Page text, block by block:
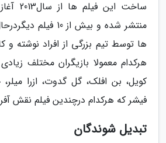
ساخت
منتشر شده و بیش از
ها توسط تیم بزرگی از افراد نوشته و
هرکدام معمولا بازیگران مختلف
کویل، بن افلک، گل گدوت، ازرا
فیشر که هرکدام درچندین فیلم نقش
تبدیل شوندگان